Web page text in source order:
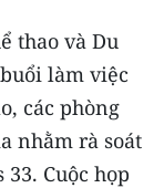
thao và Du
làm việc
các phòng
nhằm rà soát
33. Cuộc họp